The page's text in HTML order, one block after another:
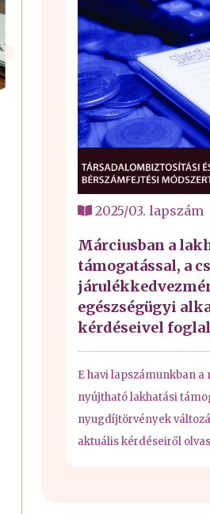
2025/03. lapszám
Márciusban a
támogatással, a
egészségügyi
kérdéseivel
E havi lapszámunkban
nyújtható lakhatási
nyugdíjtörvények
aktuális kérdéseiről